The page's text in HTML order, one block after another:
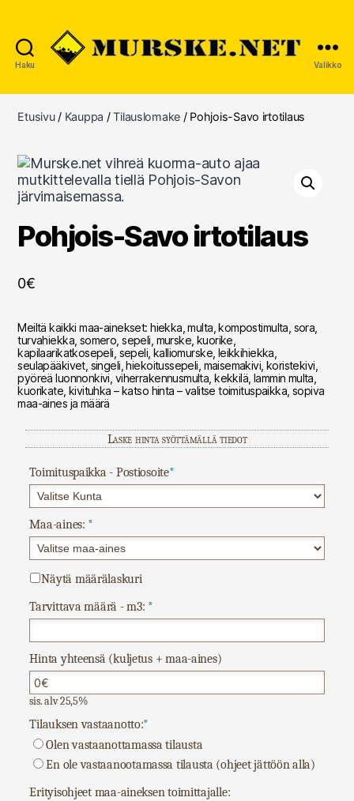
Haku Valikko
Etusivu/ Kauppa /Tilauslomake / Pohjois-Savo irtotilaus
Pohjois-Savo irtotilaus
0€
Meiltä kaikki maa-ainekset: hiekka, multa, kompostimulta, sora,
turvahiekka, somero, sepeli, murske, kuorike,
kapilaarikatkosepeli, sepeli, kalliomurske, leikkihiekka,
seulapääkivet, singeli, hiekoitussepeli, maisemakivi, koristekivi,
pyöreä luonnonkivi, viherrakennusmulta, kekkilä, lammin multa,
kuorikate, kivituhka – katso hinta – valitse toimituspaikka, sopiva
maa-aines ja määrä
Laske hinta syöttämällä tiedot
Toimituspaikka - Postiosoite*
Maa-aines: *
Näytä määrälaskuri
Tarvittava määrä - m3: *
Hinta yhteensä (kuljetus + maa-aines)
sis. alv 25,5%
Tilauksen vastaanotto:*
Olen vastaanottamassa tilausta
En ole vastaanootamassa tilausta (ohjeet jättöön alla)
Erityisohjeet maa-aineksen toimittajalle: